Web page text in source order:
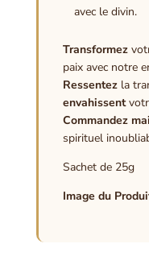
avec le divin.
Transformez
paix avec notre
Ressentezla
envahissent
Commandez
spirituel
Sachet de 25g
Image du